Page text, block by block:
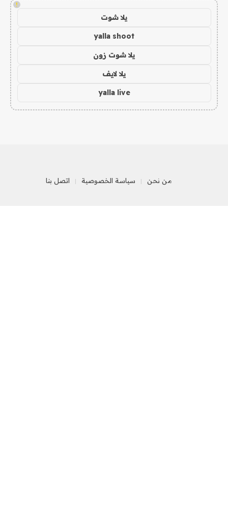
!
يلا شوت
yalla shoot
يلا شوت زون
يلا لايف
yalla live
من نحن سياسة الخصوصية اتصل بنا